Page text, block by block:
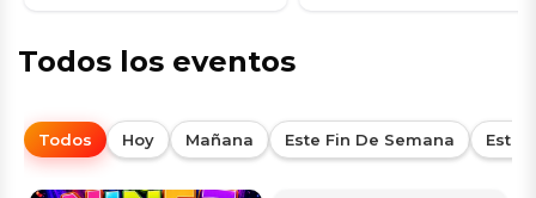
Todos los eventos
Todos Hoy Mañana Este Fin De Semana Esta